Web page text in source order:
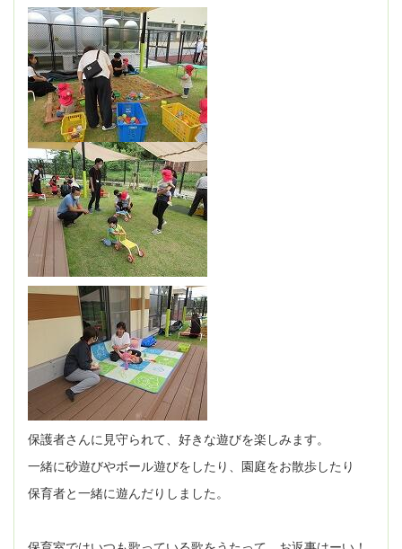
保護者さんに見守られて、好きな遊びを楽しみます。
一緒に砂遊びやボール遊びをしたり、園庭をお散歩したり
保育者と一緒に遊んだりしました。